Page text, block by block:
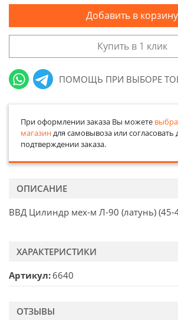
Добавить в корзину
Купить в 1 клик
ПОМОЩЬ ПРИ ВЫБОРЕ
При оформлении заказа Вы можете
магазиндля самовывоза или согласовать
подтверждении заказа.
ОПИСАНИЕ
ВВД Цилиндр мех-м Л-90 (латунь)
ХАРАКТЕРИСТИКИ
Артикул 6640
ОТЗЫВЫ